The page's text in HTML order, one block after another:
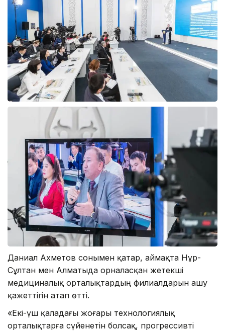
Даниал Ахметов сонымен қатар, аймақта Нұр-
Сұлтан мен Алматыда орналасқан жетекші
медициналық орталықтардың филиалдарын ашу
қажеттігін атап өтті.
«Екі-үш қаладағы жоғары технологиялық
орталықтарға сүйенетін болсақ, прогрессивті